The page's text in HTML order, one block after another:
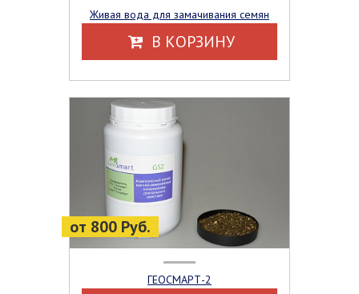
Живая вода для замачивания семян
В КОРЗИНУ
от 800 Руб.
ГЕОСМАРТ-2